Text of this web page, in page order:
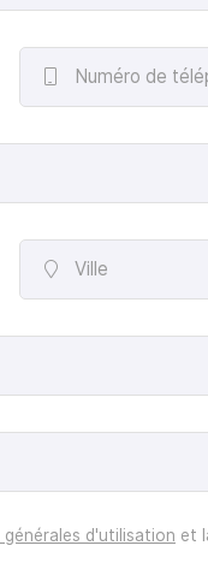
Numéro de
 Ville
d'utilisation et